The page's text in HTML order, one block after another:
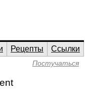
Рецепты
Ссылки
Постучаться